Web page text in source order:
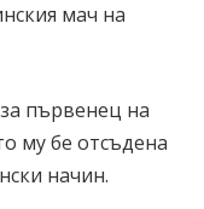
мач на
първенец на
му бе отсъдена
начин.